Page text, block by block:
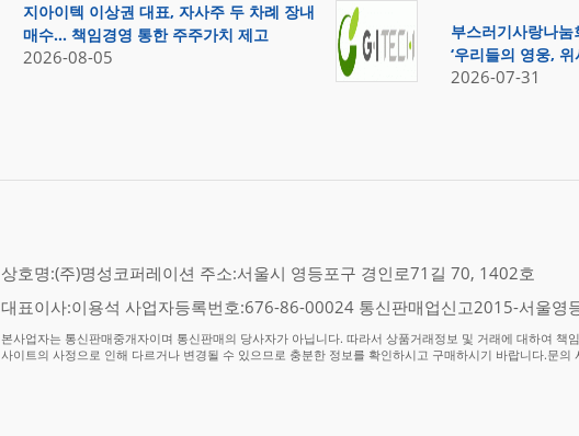
지아이텍 이상권 대표, 자사주 두 차례 장내
매수… 책임경영 통한 주주가치 제고
2026-08-05
부스러기사랑나
‘우리들의 영웅,
2026-07-31
상호명:(주)명성코퍼레이션 주소:서울시 영등포구 경인로71길 70, 1402호
대표이사:이용석 사업자등록번호:676-86-00024 통신판매업신고2015-서울영
본사업자는 통신판매중개자이며 통신판매의 당사자가 아닙니다. 따라서 상품거래정보 및 거래에 대하여 책
사이트의 사정으로 인해 다르거나 변경될 수 있으므로 충분한 정보를 확인하시고 구매하시기 바랍니다.문